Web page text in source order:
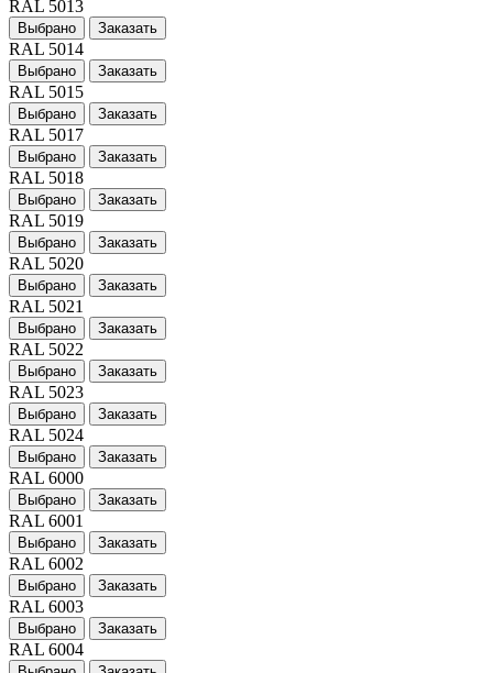
RAL 5013
Выбрано Заказать
RAL 5014
Выбрано Заказать
RAL 5015
Выбрано Заказать
RAL 5017
Выбрано Заказать
RAL 5018
Выбрано Заказать
RAL 5019
Выбрано Заказать
RAL 5020
Выбрано Заказать
RAL 5021
Выбрано Заказать
RAL 5022
Выбрано Заказать
RAL 5023
Выбрано Заказать
RAL 5024
Выбрано Заказать
RAL 6000
Выбрано Заказать
RAL 6001
Выбрано Заказать
RAL 6002
Выбрано Заказать
RAL 6003
Выбрано Заказать
RAL 6004